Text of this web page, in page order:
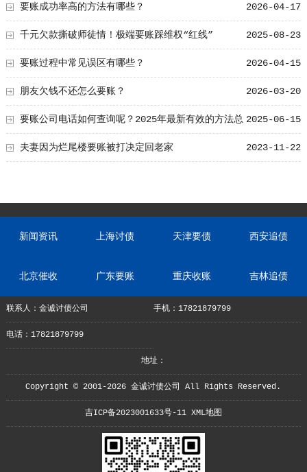
2026-04-17
要账成功率高的方法有哪些？
2025-08-23
千元欠款撕破师徒情！极端要账踩维权“红线”
2026-04-15
要账过程中常见误区有哪些？
2026-03-20
朋友欠钱不还怎么要账？
2025-06-15
要账公司电话如何查询呢？2025年最新有效的方法总
结！ 2023-11-22
夫妻因为烂尾楼要账被打决定回老家
新闻资讯 上海讨债 天津要债 西安追债
北京催收 广东要账 重庆收账 吉林追债
联系人：金诚讨债公司 手机：17821879799
电话：17821879799
地址：
Copyright © 2001-2026 金诚讨债公司 All Rights Reserved.
吉ICP备2023001633号-11 XML地图